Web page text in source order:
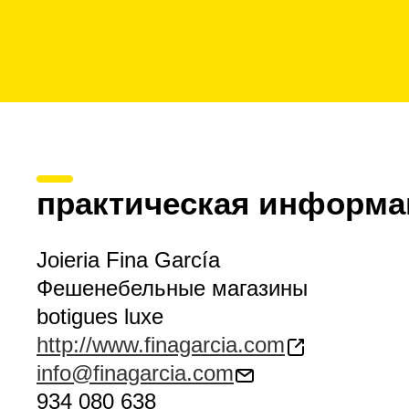
практическая
Joieria Fina García
Фешенебельные магазины
botigues luxe
http://www.finagarcia.com
info@finagarcia.com
934 080 638